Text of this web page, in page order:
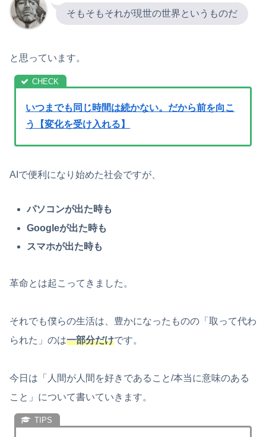
そもそもそれが現世の世界というものだ
と思っています。
いつまでも同じ時間は続かない。だから前を向こ
う【変化を受け入れる】
AIで便利になり始めた社会ですが、
パソコンが出た時も
Googleが出た時も
スマホが出た時も
革命とは起こってきました。
それでも僕らの生活は、豊かになったものの「取って代わ
られた」のは一部分だけです。
今日は「人間が人間を好きであること/本当に意味のある
こと」について書いていきます。